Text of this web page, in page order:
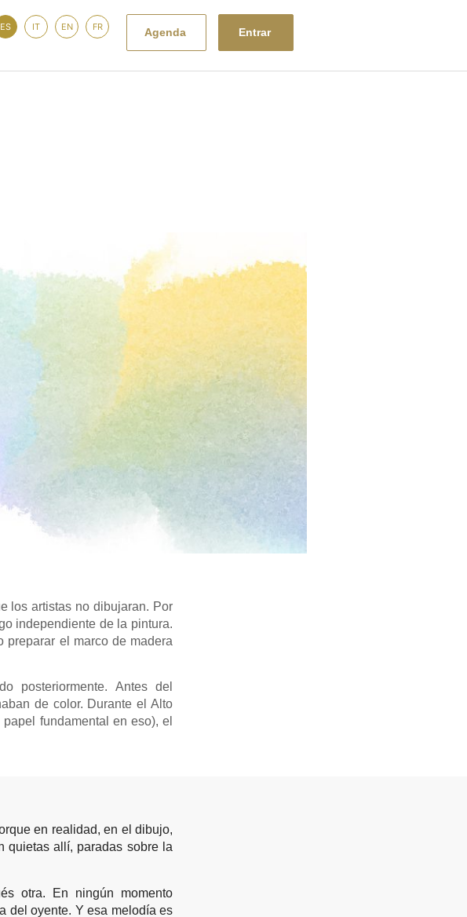
ES IT EN FR Agenda Entrar
los artistas no dibujaran. Por
independiente de la pintura.
preparar el marco de madera
posteriormente. Antes del
de color. Durante el Alto
fundamental en eso), el
en realidad, en el dibujo,
quietas allí, paradas sobre la
otra. En ningún momento
del oyente. Y esa melodía es